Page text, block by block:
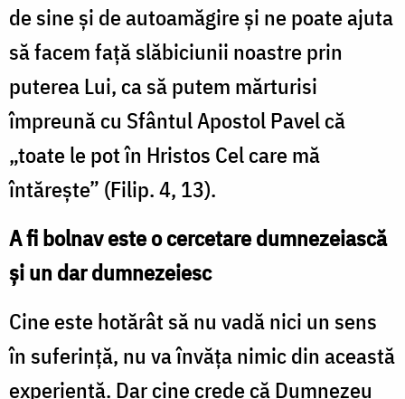
de sine şi de autoamăgire şi ne poate ajuta
să facem faţă slăbiciunii noastre prin
puterea Lui, ca să putem mărturisi
împreună cu Sfântul Apostol Pavel că
„toate le pot în Hristos Cel care mă
întărește” (Filip. 4, 13).
A fi bolnav este o cercetare dumnezeiască
și un dar dumnezeiesc
Cine este hotărât să nu vadă nici un sens
în suferinţă, nu va învăţa nimic din această
experienţă. Dar cine crede că Dumnezeu